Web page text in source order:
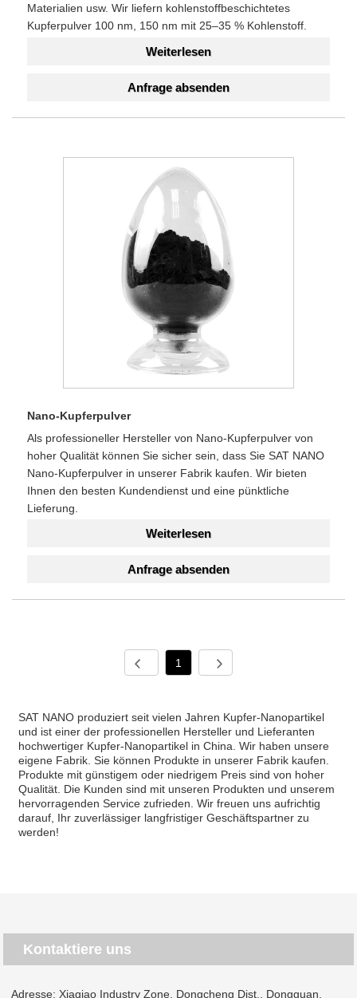
Materialien usw. Wir liefern kohlenstoffbeschichtetes
Kupferpulver 100 nm, 150 nm mit 25–35 % Kohlenstoff.
Weiterlesen
Anfrage absenden
Nano-Kupferpulver
Als professioneller Hersteller von Nano-Kupferpulver von
hoher Qualität können Sie sicher sein, dass Sie SAT NANO
Nano-Kupferpulver in unserer Fabrik kaufen. Wir bieten
Ihnen den besten Kundendienst und eine pünktliche
Lieferung.
Weiterlesen
Anfrage absenden
1
SAT NANO produziert seit vielen Jahren Kupfer-Nanopartikel
und ist einer der professionellen Hersteller und Lieferanten
hochwertiger Kupfer-Nanopartikel in China. Wir haben unsere
eigene Fabrik. Sie können Produkte in unserer Fabrik kaufen.
Produkte mit günstigem oder niedrigem Preis sind von hoher
Qualität. Die Kunden sind mit unseren Produkten und unserem
hervorragenden Service zufrieden. Wir freuen uns aufrichtig
darauf, Ihr zuverlässiger langfristiger Geschäftspartner zu
werden!
Kontaktiere uns
Adresse: Xiaqiao Industry Zone, Dongcheng Dist., Dongguan,